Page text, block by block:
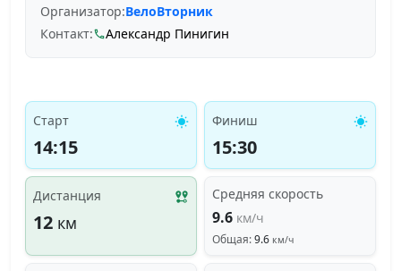
Организатор:ВелоВторник
Контакт:
Александр Пинигин
Старт
14:15
Финиш
15:30
Дистанция
12 км
Средняя скорость
9.6 км/ч
Общая:9.6 км/ч